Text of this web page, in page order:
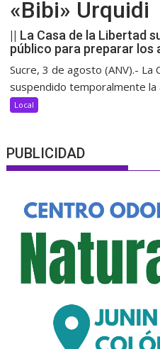
«Bibi» Urquidi
|| La Casa de la Libertad
público para preparar los
Sucre, 3 de agosto (ANV).- La
suspendido temporalmente la
Local
PUBLICIDAD